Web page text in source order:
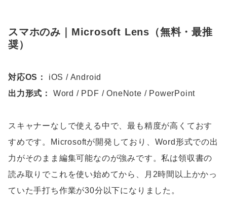
スマホのみ｜Microsoft Lens（無料・最推
奨）
対応OS：
iOS / Android
出力形式：
Word / PDF / OneNote / PowerPoint
スキャナーなしで使える中で、最も精度が高くておす
すめです。Microsoftが開発しており、Word形式での出
力がそのまま編集可能なのが強みです。私は領収書の
読み取りでこれを使い始めてから、月2時間以上かかっ
ていた手打ち作業が30分以下になりました。